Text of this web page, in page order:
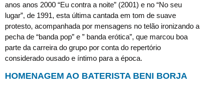
anos anos 2000 “Eu contra a noite” (2001) e no “No seu
lugar”, de 1991, esta última cantada em tom de suave
protesto, acompanhada por mensagens no telão ironizando a
pecha de “banda pop” e ” banda erótica”, que marcou boa
parte da carreira do grupo por conta do repertório
considerado ousado e íntimo para a época.
HOMENAGEM AO BATERISTA BENI BORJA